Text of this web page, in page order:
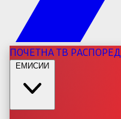
ПОЧЕТНАТВ РАСПОРЕД
ЕМИСИИ